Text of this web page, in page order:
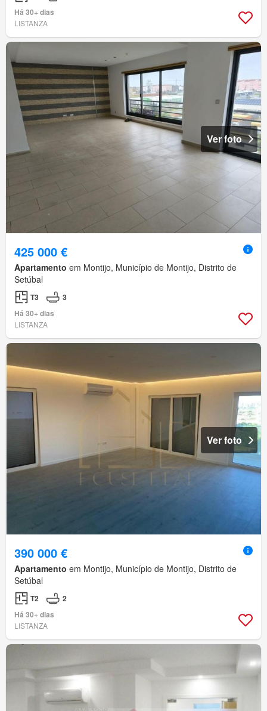
Há 30+ dias
LISTANZA
Ver foto
425 000 €
Apartamento em Montijo, Município de Montijo, Distrito de
Setúbal
T3
3
Há 30+ dias
LISTANZA
Ver foto
390 000 €
Apartamento em Montijo, Município de Montijo, Distrito de
Setúbal
T2
2
Há 30+ dias
LISTANZA